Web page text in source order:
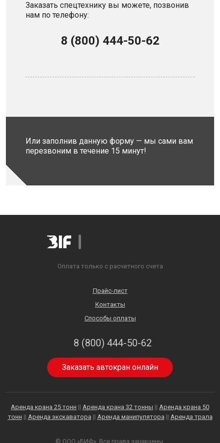
Заказать спецтехнику вы можете, позвонив
нам по телефону:
8 (800) 444-50-62
Или заполнив данную форму — мы сами вам
перезвоним в течение 15 минут!
Оплата только с расчетного счета
Прайс-лист
Контакты
Способы оплаты
8 (800) 444-50-62
Заказать автокран онлайн
Аренда крана 25 тонн || Аренда крана 32 тонны || Аренда крана 50
тонн || Аренда экскаватора || Аренда манипулятора || Аренда трала
© ООО «БИФ». Все права защищены.